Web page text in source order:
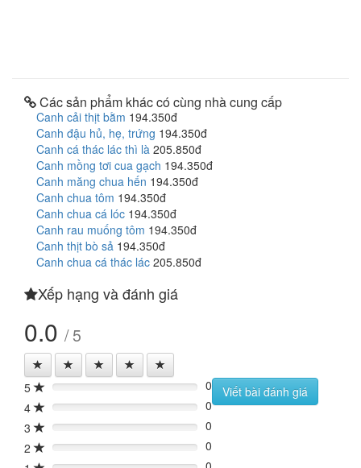
Các sản phẩm khác có cùng nhà cung cấp
Canh cải thịt bằm 194.350đ
Canh đậu hủ, hẹ, trứng 194.350đ
Canh cá thác lác thì là 205.850đ
Canh mồng tơi cua gạch 194.350đ
Canh măng chua hến 194.350đ
Canh chua tôm 194.350đ
Canh chua cá lóc 194.350đ
Canh rau muống tôm 194.350đ
Canh thịt bò sả 194.350đ
Canh chua cá thác lác 205.850đ
Xếp hạng và đánh giá
0.0 / 5
5 0%
0
4
0%
0
3
0%
0
2
0%
0
Viết bài đánh giá